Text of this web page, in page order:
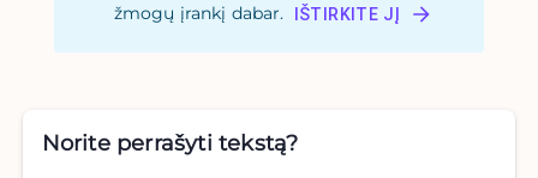
žmogų įrankį dabar.
IŠTIRKITE JĮ
Norite perrašyti tekstą?